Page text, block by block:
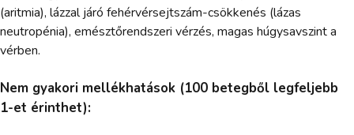
(aritmia), lázzal járó fehérvérsejtszám-csökkenés (lázas
neutropénia), emésztőrendszeri vérzés, magas húgysavszint a
vérben.
Nem gyakori mellékhatások (100 betegből legfeljebb
1-et érinthet):